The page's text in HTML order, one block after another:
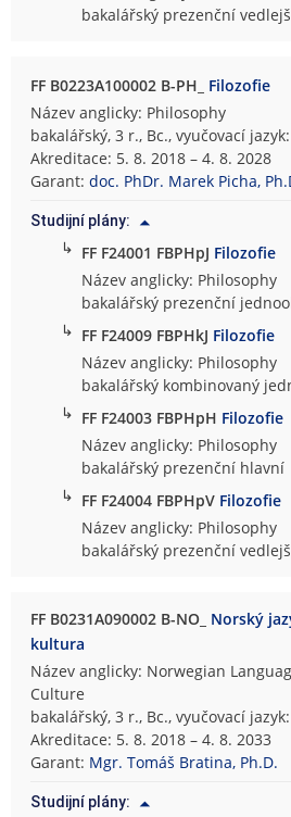
bakalářský prezenční
FF B0223A100002 B-PH_ Filozofie
Název anglicky: Philosophy
bakalářský, 3 r., Bc., vyučovací
Akreditace: 5. 8. 2018 – 4. 8. 2028
Garant:doc. PhDr. Marek Picha,
Studijní plány:
↳ FF F24001 FBPHpJ Filozofie
Název anglicky: Philosophy
bakalářský prezenční
↳ FF F24009 FBPHkJ Filozofie
Název anglicky: Philosophy
bakalářský kombinovaný
↳ FF F24003 FBPHpH Filozofie
Název anglicky: Philosophy
bakalářský prezenční hlavní
↳ FF F24004 FBPHpV Filozofie
Název anglicky: Philosophy
bakalářský prezenční
FF B0231A090002 B-NO_ Norský
kultura
Název anglicky: Norwegian
Culture
bakalářský, 3 r., Bc., vyučovací
Akreditace: 5. 8. 2018 – 4. 8. 2033
Garant: Mgr. Tomáš Bratina, Ph.D.
Studijní plány: